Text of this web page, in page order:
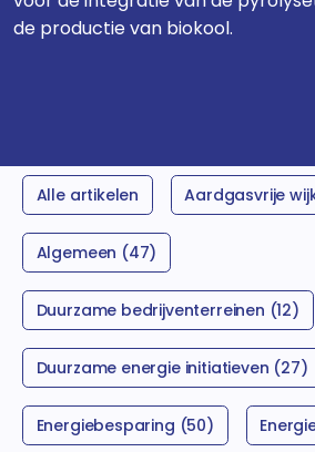
de productie van biokool.
Alle artikelen Aardgasvrije
Algemeen (47)
Duurzame bedrijventerreinen (12)
Duurzame energie initiatieven (27)
Energiebesparing (50)